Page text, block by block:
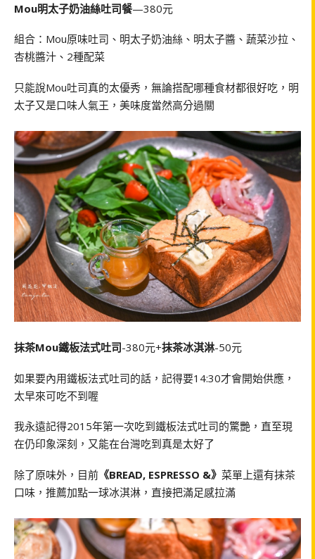
Mou明太子奶油絲吐司餐—380元
組合：Mou原味吐司、明太子奶油絲、明太子醬、蔬菜沙拉、
杏桃醬汁、2種配菜
只能說Mou吐司真的太優秀，無論搭配哪種食材都很好吃，明
太子又是口味人氣王，美味度當然高分過關
抹茶Mou鐵板法式吐司-380元+抹茶冰淇淋-50元
如果要內用鐵板法式吐司的話，記得要14:30才會開始供應，
太早來可吃不到喔
我永遠記得2015年第一次吃到鐵板法式吐司的驚艷，直至現
在仍印象深刻，又能在台灣吃到真是太好了
除了原味外，目前 《BREAD, ESPRESSO &》 菜單上還有抹茶
口味，推薦加點一球冰淇淋，直接把滿足感拉滿